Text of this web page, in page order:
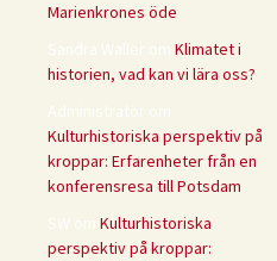
Marienkrones öde
Sandra Waller om Klimatet i
historien, vad kan vi lära oss?
Administratör om
Kulturhistoriska perspektiv på
kroppar: Erfarenheter från en
konferensresa till Potsdam
SW om Kulturhistoriska
perspektiv på kroppar: